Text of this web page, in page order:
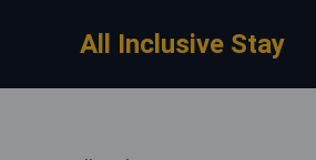
All Inclusive Stay